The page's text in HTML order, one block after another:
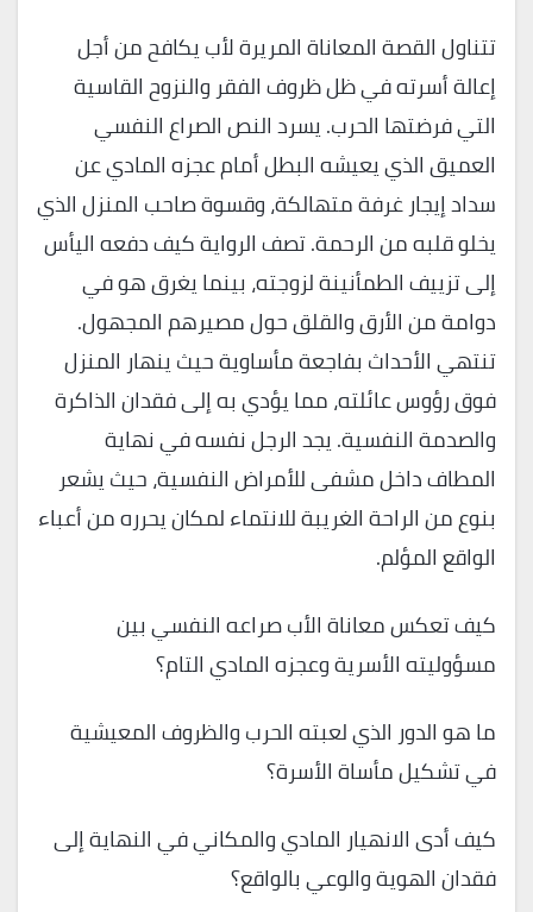
تتناول القصة المعاناة المريرة لأب يكافح من أجل
إعالة أسرته في ظل ظروف الفقر والنزوح القاسية
التي فرضتها الحرب. يسرد النص الصراع النفسي
العميق الذي يعيشه البطل أمام عجزه المادي عن
سداد إيجار غرفة متهالكة، وقسوة صاحب المنزل الذي
يخلو قلبه من الرحمة. تصف الرواية كيف دفعه اليأس
إلى تزييف الطمأنينة لزوجته، بينما يغرق هو في
دوامة من الأرق والقلق حول مصيرهم المجهول.
تنتهي الأحداث بفاجعة مأساوية حيث ينهار المنزل
فوق رؤوس عائلته، مما يؤدي به إلى فقدان الذاكرة
والصدمة النفسية. يجد الرجل نفسه في نهاية
المطاف داخل مشفى للأمراض النفسية، حيث يشعر
بنوع من الراحة الغريبة للانتماء لمكان يحرره من أعباء
الواقع المؤلم.
كيف تعكس معاناة الأب صراعه النفسي بين
مسؤوليته الأسرية وعجزه المادي التام؟
ما هو الدور الذي لعبته الحرب والظروف المعيشية
في تشكيل مأساة الأسرة؟
كيف أدى الانهيار المادي والمكاني في النهاية إلى
فقدان الهوية والوعي بالواقع؟